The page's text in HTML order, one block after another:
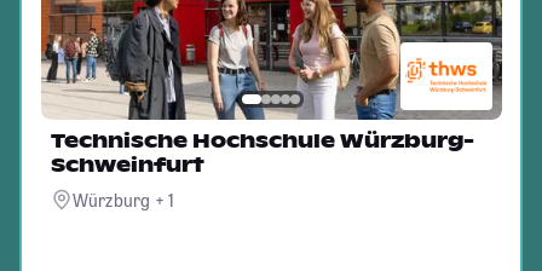
Technische Hochschule Würzburg-
Schweinfurt
Würzburg + 1